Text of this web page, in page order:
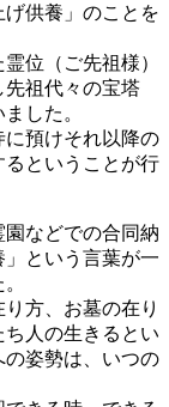
供養」のことを
位（ご先祖様）
先祖代々の宝塔
した。
に預けそれ以降の
ということが行
などでの合同納
という言葉が一
方、お墓の在り
人の生きるとい
の姿勢は、いつの